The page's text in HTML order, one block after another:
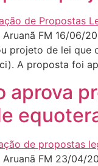
Aruanã FM 16/06/
projeto de lei que
A proposta foi
aprova
Aruanã FM 23/04/